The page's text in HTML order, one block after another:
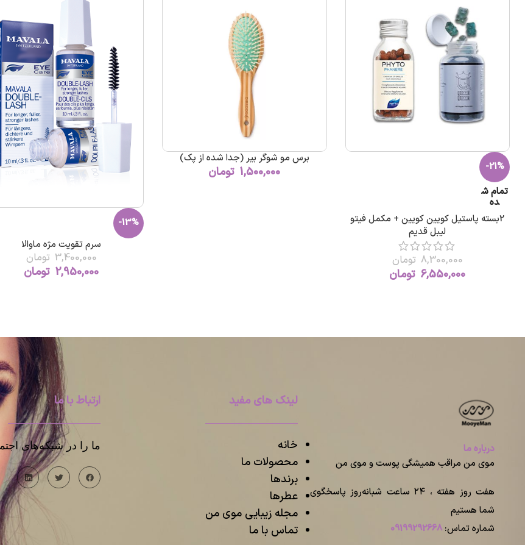
-21%
تمام ش
ده
2بسته پاستیل کویین کویین + مکمل فیتو
لیبل قدیم
8,300,000 تومان
6,550,000 تومان
برس مو شوگر بیر (جدا شده از پک)
1,500,000 تومان
-13%
سرم تقویت مژه ماوالا
3,400,000 تومان
2,950,000 تومان
درباره ما
موی من مراقب همیشگی پوست و موی من
هفت روز هفته ، ۲۴ ساعت شبانه‌روز پاسخگوی
شما هستیم
شماره تماس: 09199292668
لینک های مفید
خانه
محصولات ما
برندها
عطرها
مجله زیبایی موی من
تماس با ما
ارتباط با ما
ما را در شبکه‌های